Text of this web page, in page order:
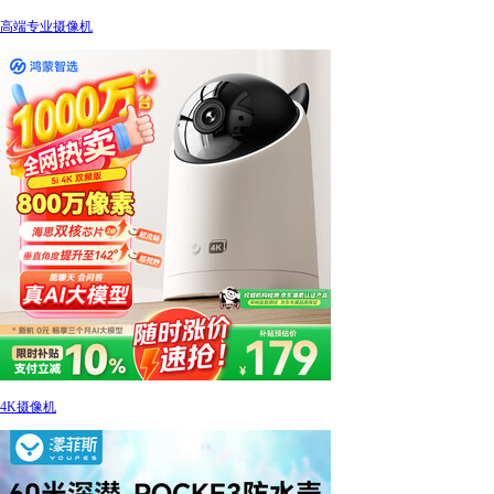
高端专业摄像机
4K摄像机